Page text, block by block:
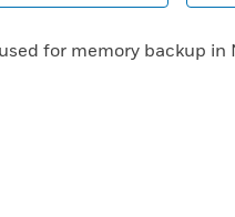
for memory backup